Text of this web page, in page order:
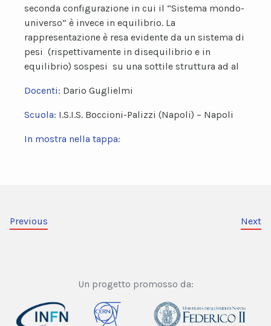
seconda configurazione in cui il “Sistema mondo-
universo” è invece in equilibrio. La
rappresentazione è resa evidente da un sistema di
pesi (rispettivamente in disequilibrio e in
equilibrio) sospesi su una sottile struttura ad al
Docenti: Dario Guglielmi
Scuola: I.S.I.S. Boccioni-Palizzi (Napoli) – Napoli
In mostra nella tappa:
Previous Next
Un progetto promosso da: